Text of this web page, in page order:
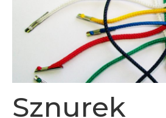
główna
O firmie
O nas
Über uns
Gummibänder und
Sznurek